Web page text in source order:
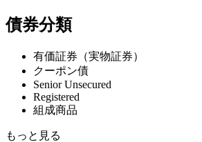
債券分類
有価証券（実物証券）
クーポン債
Senior Unsecured
Registered
組成商品
もっと見る